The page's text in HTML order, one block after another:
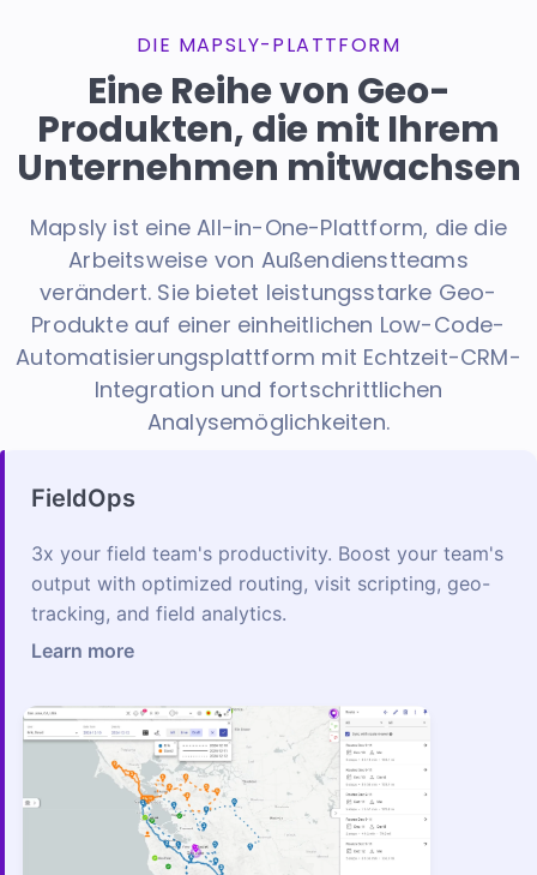
DIE MAPSLY-PLATTFORM
Eine Reihe von Geo-
Produkten, die mit Ihrem
Unternehmen mitwachsen
Mapsly ist eine All-in-One-Plattform, die die
Arbeitsweise von Außendienstteams
verändert. Sie bietet leistungsstarke Geo-
Produkte auf einer einheitlichen Low-Code-
Automatisierungsplattform mit Echtzeit-CRM-
Integration und fortschrittlichen
Analysemöglichkeiten.